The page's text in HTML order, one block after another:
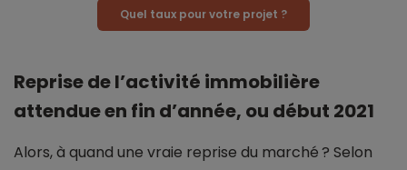
Quel taux pour votre projet ?
Reprise de l’activité immobilière
attendue en fin d’année, ou début 2021
Alors, à quand une vraie reprise du marché ? Selon